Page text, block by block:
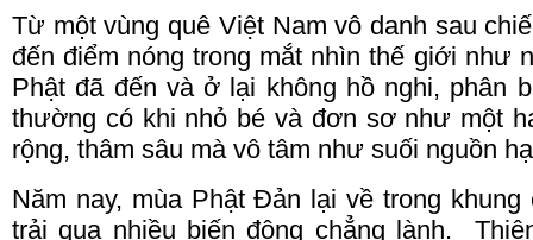
Từ một vùng quê Việt Nam vô danh sau
đến điểm nóng trong mắt nhìn thế giới như
Phật đã đến và ở lại không hồ nghi, phân
thường có khi nhỏ bé và đơn sơnhư một
rộng, thâm sâu mà vô tâm như suối nguồn
Năm nay, mùa Phật Đản lại về trong
trải qua nhiều biến động chẳng lành.